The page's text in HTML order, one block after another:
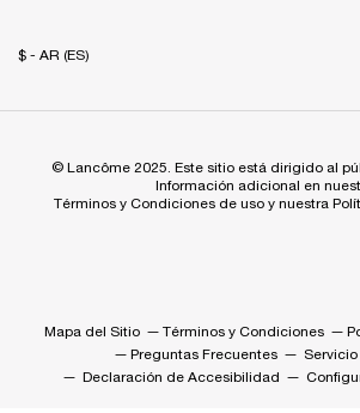
$ - AR (ES)
© Lancôme 2025. Este sitio está dirigido al
Información adicional en
Términos y Condiciones de uso y nuestra
Mapa del Sitio Términos y Condiciones
Preguntas Frecuentes
Servicio
Declaración de Accesibilidad